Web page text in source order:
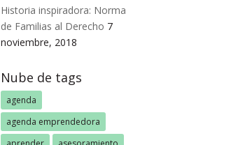
Historia inspiradora: Norma
de Familias al Derecho 7
noviembre, 2018
Nube de tags
agenda
agenda emprendedora